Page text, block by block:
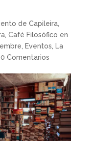
de Capileira,
, Café Filosófico en
Eventos
La
0 Comentarios